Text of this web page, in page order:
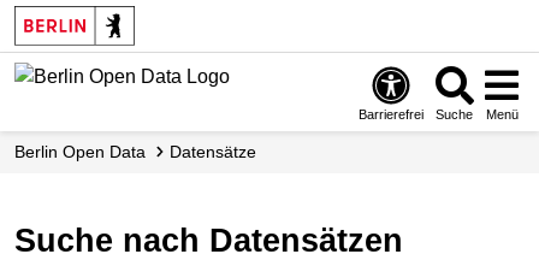
Skip
to
main
Barrierefrei Suche Menü
Berlin Open Data Datensätze
Suche nach Datensätzen